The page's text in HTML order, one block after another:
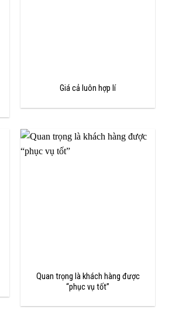
Giá cả luôn hợp lí
Quan trọng là khách hàng được
“phục vụ tốt”